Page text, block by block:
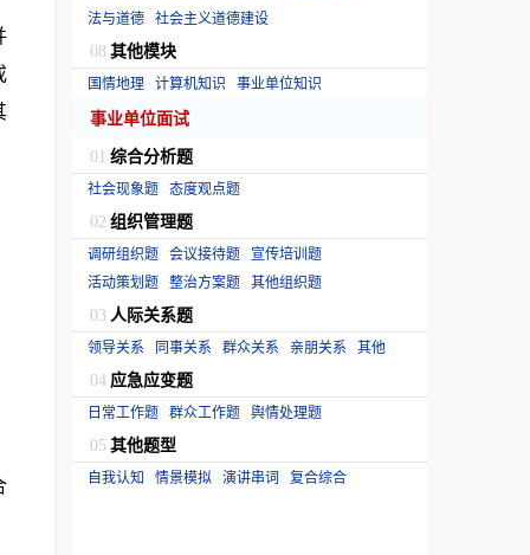
法与道德 社会主义道德建设
08 其他模块
国情地理 计算机知识 事业单位知识
事业单位面试
01 综合分析题
社会现象题 态度观点题
02 组织管理题
调研组织题 会议接待题 宣传培训题
活动策划题 整治方案题 其他组织题
03 人际关系题
领导关系 同事关系 群众关系 亲朋关系 其他
04 应急应变题
日常工作题 群众工作题 舆情处理题
05 其他题型
自我认知 情景模拟 演讲串词 复合综合